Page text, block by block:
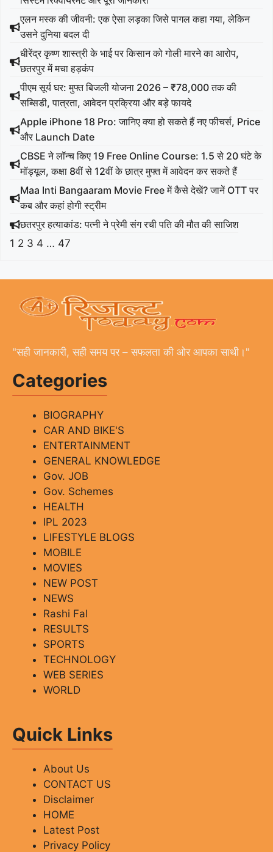
एलन मस्क की जीवनी: एक ऐसा लड़का जिसे पागल कहा गया, लेकिन
उसने दुनिया बदल दी
धीरेंद्र कृष्ण शास्त्री के भाई पर किसान को गोली मारने का आरोप,
छतरपुर में मचा हड़कंप
पीएम सूर्य घर: मुफ्त बिजली योजना 2026 – ₹78,000 तक की
सब्सिडी, पात्रता, आवेदन प्रक्रिया और बड़े फायदे
Apple iPhone 18 Pro: जानिए क्या हो सकते हैं नए फीचर्स, Price
और Launch Date
CBSE ने लॉन्च किए 19 Free Online Course: 1.5 से 20 घंटे के
मॉड्यूल, कक्षा 8वीं से 12वीं के छात्र मुफ्त में आवेदन कर सकते हैं
Maa Inti Bangaaram Movie Free में कैसे देखें? जानें OTT पर
कब और कहां होगी स्ट्रीम
छतरपुर हत्याकांड: पत्नी ने प्रेमी संग रची पति की मौत की साजिश
1 2 3 4 … 47
"सही जानकारी, सही समय पर – सफलता की ओर आपका साथी।"
Categories
BIOGRAPHY
CAR AND BIKE'S
ENTERTAINMENT
GENERAL KNOWLEDGE
Gov. JOB
Gov. Schemes
HEALTH
IPL 2023
LIFESTYLE BLOGS
MOBILE
MOVIES
NEW POST
NEWS
Rashi Fal
RESULTS
SPORTS
TECHNOLOGY
WEB SERIES
WORLD
Quick Links
About Us
CONTACT US
Disclaimer
HOME
Latest Post
Privacy Policy